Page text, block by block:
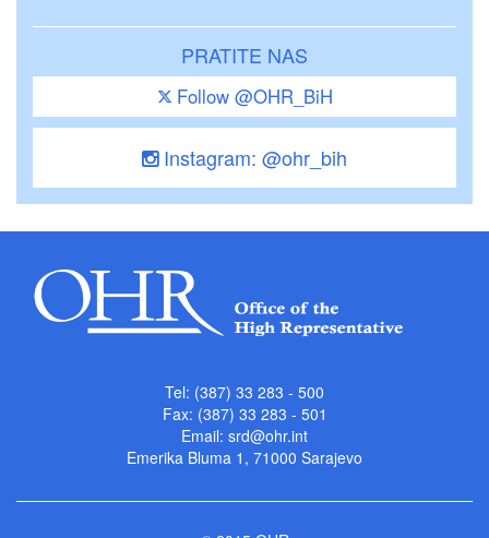
PRATITE NAS
Follow @OHR_BiH
Instagram: @ohr_bih
Tel: (387) 33 283 - 500
Fax: (387) 33 283 - 501
Email: srd@ohr.int
Emerika Bluma 1, 71000 Sarajevo